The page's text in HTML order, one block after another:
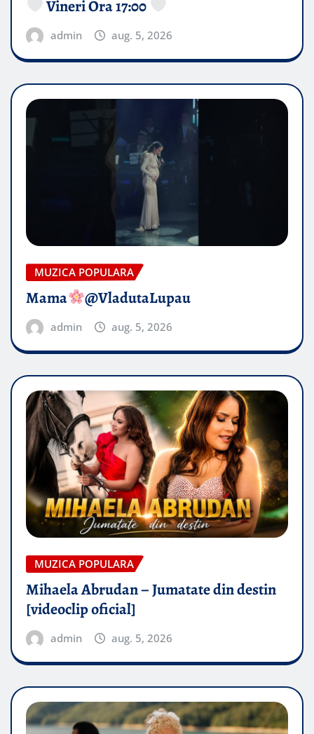
Vineri Ora 17:00
admin aug. 5, 2026
MUZICA POPULARA
Mama @VladutaLupau
admin aug. 5, 2026
MUZICA POPULARA
Mihaela Abrudan – Jumatate din destin
[videoclip oficial]
admin aug. 5, 2026